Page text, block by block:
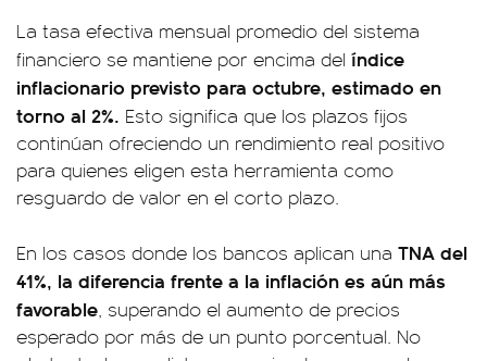
La tasa efectiva mensual promedio del sistema
financiero se mantiene por encima del índice
inflacionario previsto para octubre, estimado en
torno al 2%. Esto significa que los plazos fijos
continúan ofreciendo un rendimiento real positivo
para quienes eligen esta herramienta como
resguardo de valor en el corto plazo.
En los casos donde los bancos aplican una TNA del
41%, la diferencia frente a la inflación es aún más
favorable, superando el aumento de precios
esperado por más de un punto porcentual. No